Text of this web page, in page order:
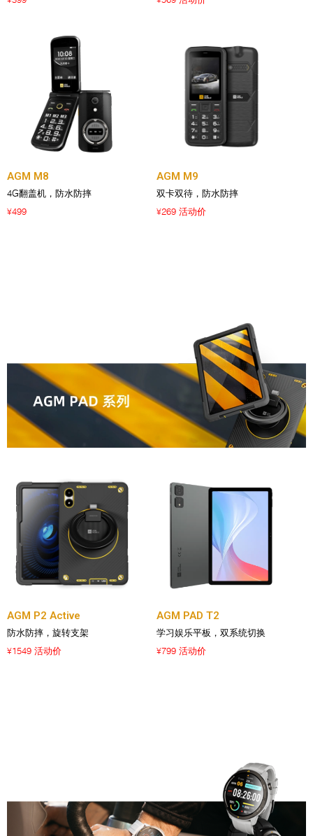
AGM M8
4G翻盖机，防水防摔
¥499
AGM M9
双卡双待，防水防摔
¥269 活动价
AGM P2 Active
防水防摔，旋转支架
¥1549 活动价
AGM PAD T2
学习娱乐平板，双系统切换
¥799 活动价